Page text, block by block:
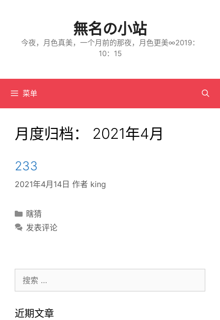
無名の小站
今夜，月色真美，一个月前的那夜，月色更美∞2019：
10：15
菜单
月度归档： 2021年4月
233
2021年4月14日 作者 king
分
类
瞎猜
发表评论
搜
索：
近期文章